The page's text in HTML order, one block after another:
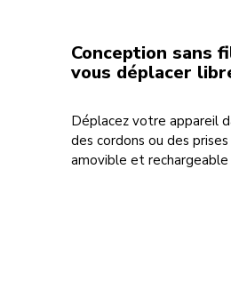
Conception sans
vous déplacer
Déplacez votre appareil
des cordons ou des
amovible et